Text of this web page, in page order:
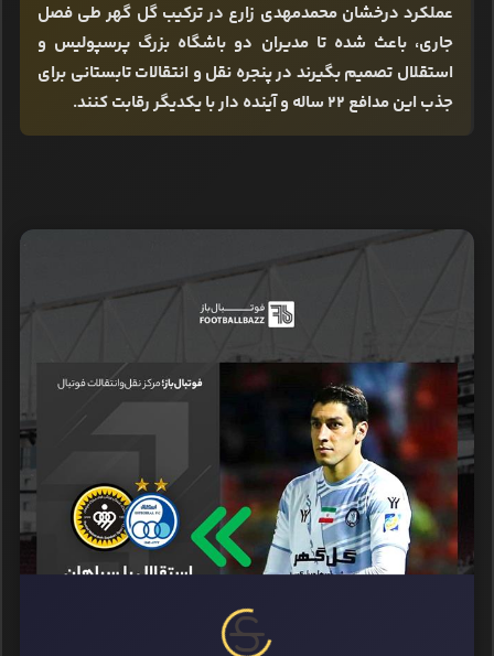
عملکرد درخشان محمدمهدی زارع در ترکیب گل گهر طی فصل
جاری، باعث شده تا مدیران دو باشگاه بزرگ پرسپولیس و
استقلال تصمیم بگیرند در پنجره نقل و انتقالات تابستانی برای
جذب این مدافع 22 ساله و آینده دار با یکدیگر رقابت کنند.